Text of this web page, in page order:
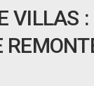
VILLAS